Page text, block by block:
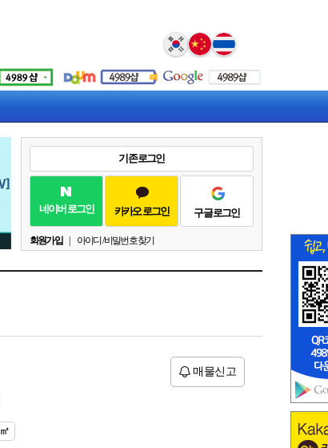
Select Language ▼
기존 로그인
네이버 로그인 카카오 로그인 구글 로그인
회원가입 아이디 / 비밀번호 찾기
매물신고
㎡